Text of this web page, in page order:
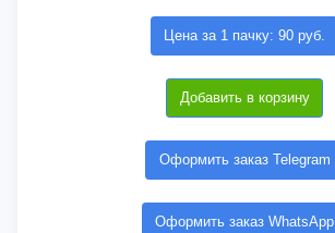
Цена за 1 пачку: 90 руб.
Добавить в корзину
Оформить заказ Telegram
Оформить заказ WhatsApp